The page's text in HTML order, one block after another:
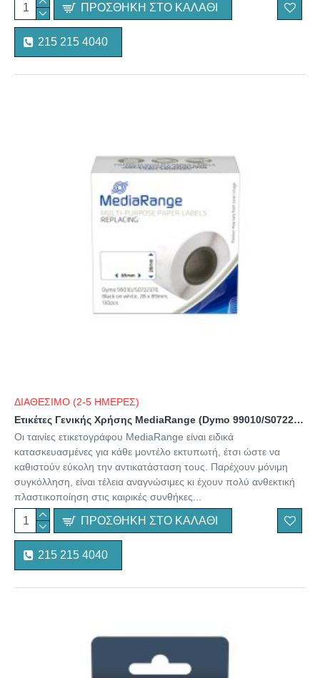
ΠΡΟΣΘΉΚΗ ΣΤΟ ΚΑΛΆΘΙ
215 215 4040
ΔΙΑΘΕΣΙΜΟ (2-5 ΗΜΕΡΕΣ)
Ετικέτες Γενικής Χρήσης MediaRange (Dymo 99010/S0722370) 28x99mm. 130 pcs (Μαύρα Γράμματα σε Λευκό Φόντο) (MRDY99010)
Οι ταινίες ετικετογράφου MediaRange είναι ειδικά
κατασκευασμένες για κάθε μοντέλο εκτυπωτή, έτσι ώστε να
καθιστούν εύκολη την αντικατάσταση τους. Παρέχουν μόνιμη
συγκόλληση, είναι τέλεια αναγνώσιμες κι έχουν πολύ ανθεκτική
πλαστικοποίηση στις καιρικές συνθήκες...
ΠΡΟΣΘΉΚΗ ΣΤΟ ΚΑΛΆΘΙ
215 215 4040